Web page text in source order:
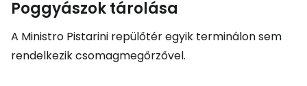
Poggyászok tárolása
A Ministro Pistarini repülőtér egyik terminálon sem
rendelkezik csomagmegőrzővel.